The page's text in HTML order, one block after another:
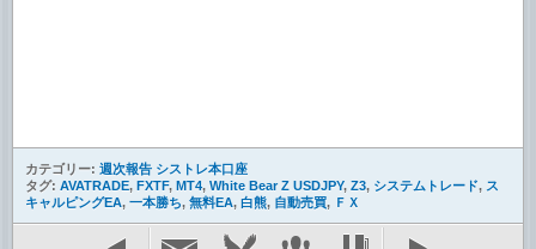
カテゴリー: 週次報告 シストレ本口座
タグ: AVATRADE, FXTF, MT4, White Bear Z USDJPY, Z3, システムトレード, ス
キャルピングEA, 一本勝ち, 無料EA, 白熊, 自動売買, ＦＸ